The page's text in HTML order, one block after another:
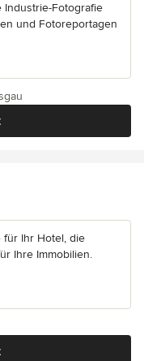
Industrie-Fotografie
und Fotoreportagen
für Ihr Hotel, die
Ihre Immobilien.